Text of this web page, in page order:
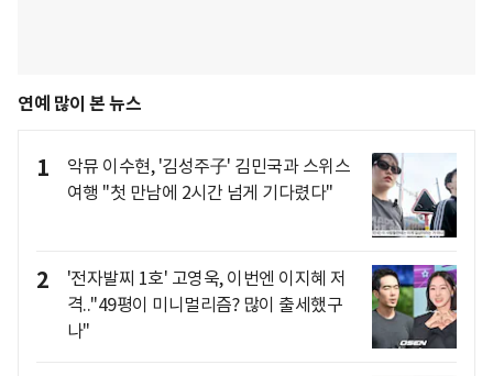
연예 많이 본 뉴스
1
악뮤 이수현, '김성주子' 김민국과 스위스
여행 "첫 만남에 2시간 넘게 기다렸다"
2
'전자발찌 1호' 고영욱, 이번엔 이지혜 저
격.."49평이 미니멀리즘? 많이 출세했구
나"